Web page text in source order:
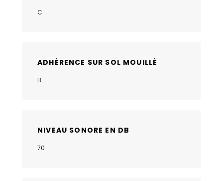
C
ADHÉRENCE SUR SOL MOUILLÉ
B
NIVEAU SONORE EN DB
70